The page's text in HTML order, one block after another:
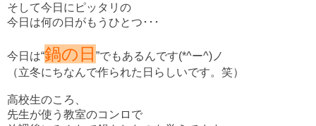
そして今日にピッタリの
今日は何の日がもうひとつ･･･
今日は“鍋の日 ”でもあるんです(*^ー^)ノ
（立冬にちなんで作られた日らしいです。笑）
高校生のころ、
先生が使う教室のコンロで